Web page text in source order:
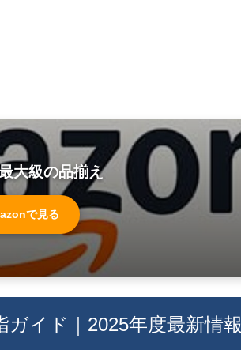
大級の品揃え
で見る
イド｜2025年度最新情報